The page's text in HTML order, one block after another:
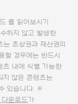
를 읽어보시기
하지 않고 발생한
는 초상권과 재산권의
할 경우에는 반드시
츠 내에 식별 가능한
지 않은 콘텐츠는
있습니다. ※
다운로드가